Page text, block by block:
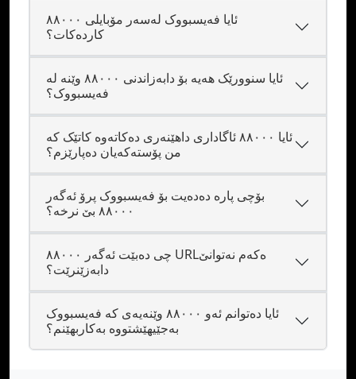
ئایا فەیسبووک لەسەر مۆبایلی ٨٨٠٠٠
کاردەکات؟
ئایا سنوورێک هەیە بۆ دابەزاندنی ٨٨٠٠٠ وێنە لە
فەیسبووک؟
ئایا ٨٨٠٠٠ ئاگاداری داهێنەری دەکاتەوە کاتێک کە
من پۆستەکەیان دەپارێزم؟
بۆچی پارە دەدەیت بۆ فەیسبووک پرۆ ئەگەر
٨٨٠٠٠ بێ نرخە؟
چی دەبێت ئەگەر ٨٨٠٠٠ URLەکەم نەتوانێ
دابەزێنرێت؟
ئایا دەتوانم ئەو ٨٨٠٠٠ وێنەیەی کە فەیسبووک
بەجێیهێشتووە بەکاربهێنم؟